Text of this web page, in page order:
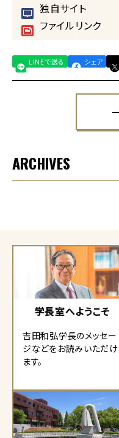
独自サイト
ファイルリンク
LINEで送る シェア
ARCHIVES
学長室へようこそ
吉田和弘学長のメッセー
ジなどをお読みいただけ
ます。